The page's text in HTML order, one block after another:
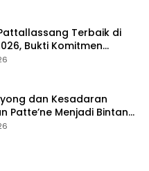
Terbaik di
Bukti Komitmen
Kesehatan Berkualitas
dan Kesadaran
Patte’ne Menjadi Bintang